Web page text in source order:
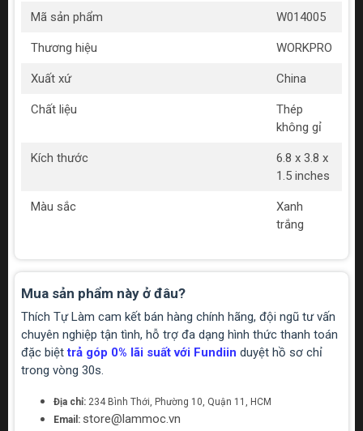
Mã sản phẩm W014005
Thương hiệu WORKPRO
Xuất xứ China
Chất liệu
Thép
không gỉ
Kích thước
6.8 x 3.8 x
1.5 inches
Màu sắc
Xanh
trắng
Mua sản phẩm này ở đâu?
Thích Tự Làm cam kết bán hàng chính hãng, đội ngũ tư vấn
chuyên nghiệp tận tình, hỗ trợ đa dạng hình thức thanh toán
đặc biệttrả góp 0% lãi suất với Fundiin duyệt hồ sơ chỉ
trong vòng 30s.
Địa chỉ: 234 Bình Thới, Phường 10, Quận 11, HCM
Email: store@lammoc.vn